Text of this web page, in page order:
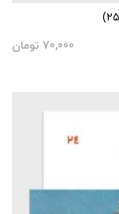
70,000 تومان